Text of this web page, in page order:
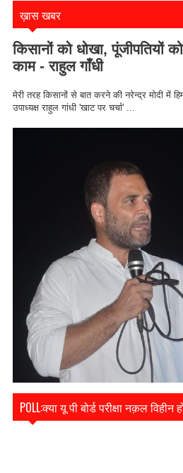
ख़ास खबर
किसानों को धोखा, पूंजीपतियों
काम - राहुल गाँधी
मेरी तरह किसानों से बात करने की नरेन्द्र मोदी में
उपाध्यक्ष राहुल गांधी 'खाट पर चर्चा' ...
POLL:क्या यू पी बोर्ड परीक्षा नक़ल विहीन